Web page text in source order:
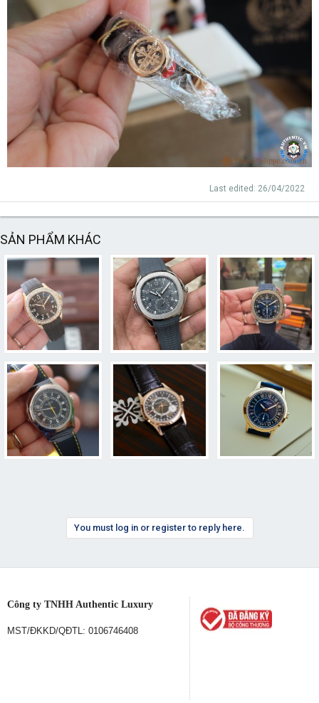
Last edited: 26/04/2022
SẢN PHẨM KHÁC
You must log in or register to reply here.
Công ty TNHH Authentic Luxury
MST/ĐKKD/QĐTL: 0106746408